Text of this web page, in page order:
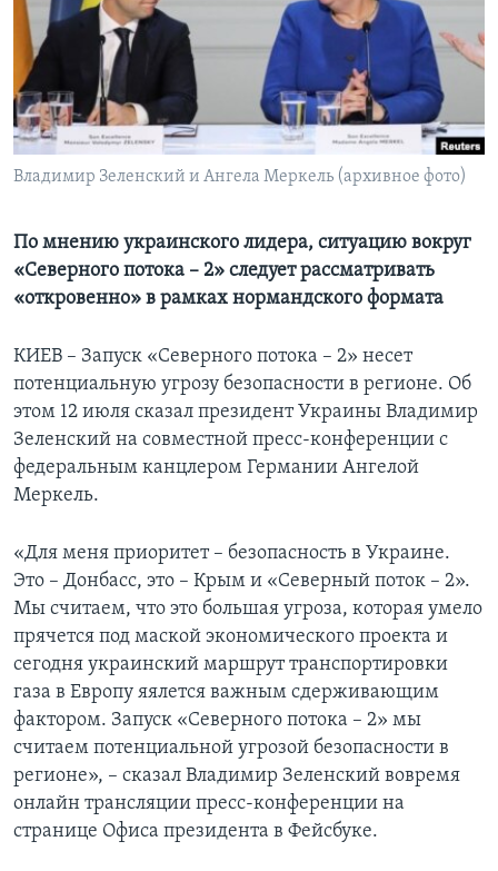
Learning English
СОЦИАЛЬНЫЕ СЕТИ
Владимир Зеленский и Ангела Меркель (архивное фото)
По мнению украинского лидера, ситуацию вокруг
«Северного потока – 2» следует рассматривать
«откровенно» в рамках нормандского формата
КИЕВ – Запуск «Северного потока – 2» несет
потенциальную угрозу безопасности в регионе. Об
этом 12 июля сказал президент Украины Владимир
Зеленский на совместной пресс-конференции с
федеральным канцлером Германии Ангелой
Меркель.
«Для меня приоритет – безопасность в Украине.
Это – Донбасс, это – Крым и «Северный поток – 2».
Мы считаем, что это большая угроза, которая умело
прячется под маской экономического проекта и
сегодня украинский маршрут транспортировки
газа в Европу яялется важным сдерживающим
фактором. Запуск «Северного потока – 2» мы
считаем потенциальной угрозой безопасности в
регионе», – сказал Владимир Зеленский вовремя
онлайн трансляции пресс-конференции на
странице Офиса президента в Фейсбуке.